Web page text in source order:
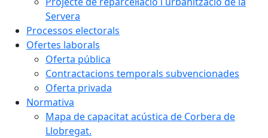
Servera
Processos electorals
Ofertes laborals
Oferta pública
Contractacions temporals subvencionades
Oferta privada
Normativa
Mapa de capacitat acústica de Corbera de
Llobregat.